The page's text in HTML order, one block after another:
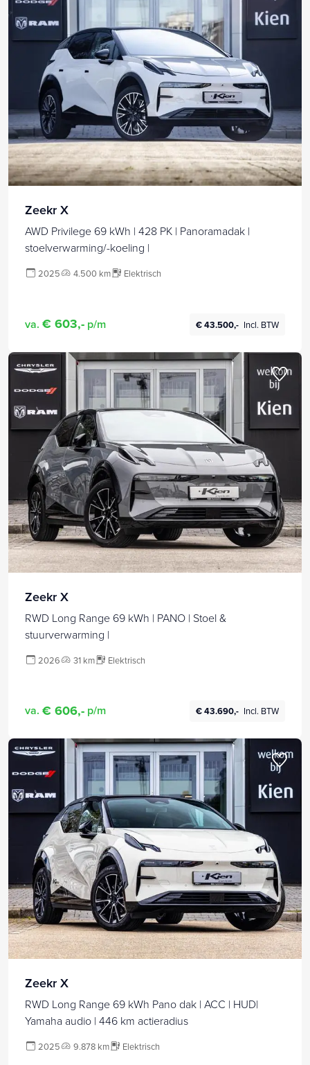
Zeekr X
AWD Privilege 69 kWh | 428 PK | Panoramadak |
stoelverwarming/-koeling |
2025 4.500 km Elektrisch
va. € 603,- p/m € 43.500,- Incl. BTW
Zeekr X
RWD Long Range 69 kWh | PANO | Stoel &
stuurverwarming |
2026 31 km Elektrisch
va. € 606,- p/m € 43.690,- Incl. BTW
Zeekr X
RWD Long Range 69 kWh Pano dak | ACC | HUD|
Yamaha audio | 446 km actieradius
2025 9.878 km Elektrisch